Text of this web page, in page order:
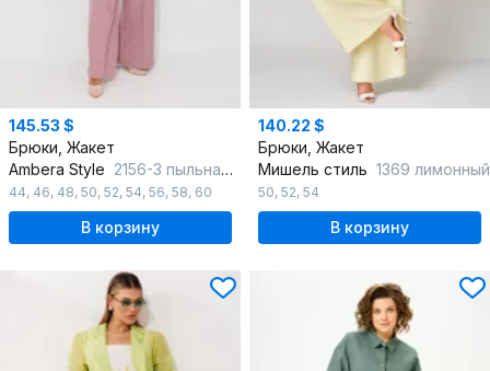
145.53 $
Брюки, Жакет
Ambera Style 2156-3 пыльная роза
44, 46, 48, 50, 52, 54, 56, 58, 60
В корзину
140.22 $
Брюки, Жакет
Мишель стиль 1369 лимонный
50, 52, 54
В корзину